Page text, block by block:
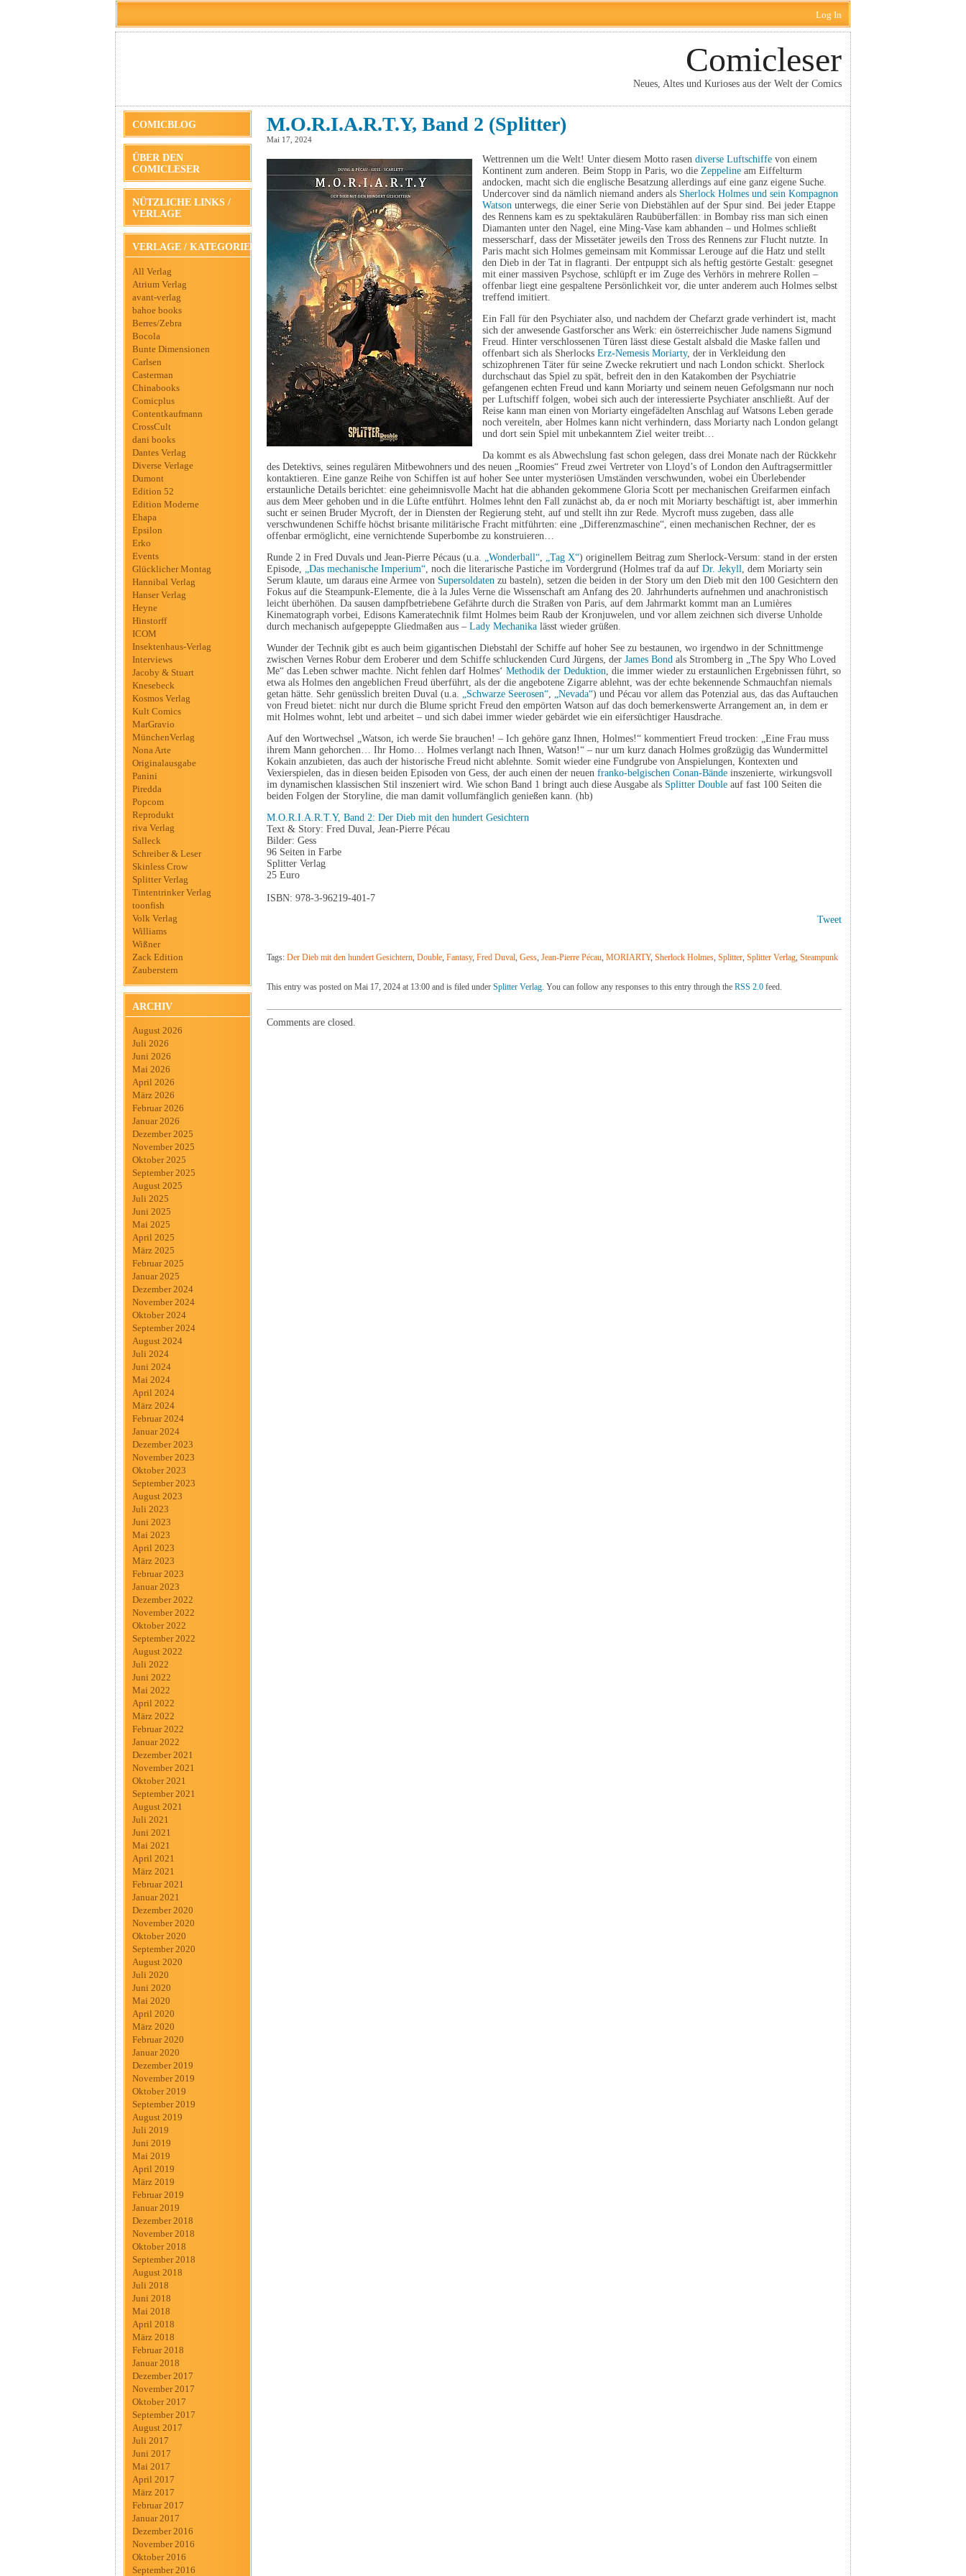
Log In
Comicleser
Neues, Altes und Kurioses aus der Welt der Comics
COMICBLOG
ÜBER DEN
COMICLESER
NÜTZLICHE LINKS /
VERLAGE
VERLAGE / KATEGORIEN
All Verlag
Atrium Verlag
avant-verlag
bahoe books
Berres/Zebra
Bocola
Bunte Dimensionen
Carlsen
Casterman
Chinabooks
Comicplus
Contentkaufmann
CrossCult
dani books
Dantes Verlag
Diverse Verlage
Dumont
Edition 52
Edition Moderne
Ehapa
Epsilon
Erko
Events
Glücklicher Montag
Hannibal Verlag
Hanser Verlag
Heyne
Hinstorff
ICOM
Insektenhaus-Verlag
Interviews
Jacoby & Stuart
Knesebeck
Kosmos Verlag
Kult Comics
MarGravio
MünchenVerlag
Nona Arte
Originalausgabe
Panini
Piredda
Popcom
Reprodukt
riva Verlag
Salleck
Schreiber & Leser
Skinless Crow
Splitter Verlag
Tintentrinker Verlag
toonfish
Volk Verlag
Williams
Wißner
Zack Edition
Zauberstern
ARCHIV
August 2026
Juli 2026
Juni 2026
Mai 2026
April 2026
März 2026
Februar 2026
Januar 2026
Dezember 2025
November 2025
Oktober 2025
September 2025
August 2025
Juli 2025
Juni 2025
Mai 2025
April 2025
März 2025
Februar 2025
Januar 2025
Dezember 2024
November 2024
Oktober 2024
September 2024
August 2024
Juli 2024
Juni 2024
Mai 2024
April 2024
März 2024
Februar 2024
Januar 2024
Dezember 2023
November 2023
Oktober 2023
September 2023
August 2023
Juli 2023
Juni 2023
Mai 2023
April 2023
März 2023
Februar 2023
Januar 2023
Dezember 2022
November 2022
Oktober 2022
September 2022
August 2022
Juli 2022
Juni 2022
Mai 2022
April 2022
März 2022
Februar 2022
Januar 2022
Dezember 2021
November 2021
Oktober 2021
September 2021
August 2021
Juli 2021
Juni 2021
Mai 2021
April 2021
März 2021
Februar 2021
Januar 2021
Dezember 2020
November 2020
Oktober 2020
September 2020
August 2020
Juli 2020
Juni 2020
Mai 2020
April 2020
März 2020
Februar 2020
Januar 2020
Dezember 2019
November 2019
Oktober 2019
September 2019
August 2019
Juli 2019
Juni 2019
Mai 2019
April 2019
März 2019
Februar 2019
Januar 2019
Dezember 2018
November 2018
Oktober 2018
September 2018
August 2018
Juli 2018
Juni 2018
Mai 2018
April 2018
März 2018
Februar 2018
Januar 2018
Dezember 2017
November 2017
Oktober 2017
September 2017
August 2017
Juli 2017
Juni 2017
Mai 2017
April 2017
März 2017
Februar 2017
Januar 2017
Dezember 2016
November 2016
Oktober 2016
September 2016
M.O.R.I.A.R.T.Y, Band 2 (Splitter)
Mai 17, 2024
Wettrennen um die Welt! Unter diesem Motto rasen diverse Luftschiffe von einem
Kontinent zum anderen. Beim Stopp in Paris, wo die Zeppeline am Eiffelturm
andocken, macht sich die englische Besatzung allerdings auf eine ganz eigene Suche.
Undercover sind da nämlich niemand anders als Sherlock Holmes und sein Kompagnon
Watson unterwegs, die einer Serie von Diebstählen auf der Spur sind. Bei jeder Etappe
des Rennens kam es zu spektakulären Raubüberfällen: in Bombay riss man sich einen
Diamanten unter den Nagel, eine Ming-Vase kam abhanden – und Holmes schließt
messerscharf, dass der Missetäter jeweils den Tross des Rennens zur Flucht nutzte. In
Paris macht sich Holmes gemeinsam mit Kommissar Lerouge auf die Hatz und stellt
den Dieb in der Tat in flagranti. Der entpuppt sich als heftig gestörte Gestalt: gesegnet
mit einer massiven Psychose, schlüpft er im Zuge des Verhörs in mehrere Rollen –
offenbar liegt eine gespaltene Persönlichkeit vor, die unter anderem auch Holmes selbst
treffend imitiert.
Ein Fall für den Psychiater also, und nachdem der Chefarzt grade verhindert ist, macht
sich der anwesende Gastforscher ans Werk: ein österreichischer Jude namens Sigmund
Freud. Hinter verschlossenen Türen lässt diese Gestalt alsbald die Maske fallen und
offenbart sich als Sherlocks Erz-Nemesis Moriarty, der in Verkleidung den
schizophrenen Täter für seine Zwecke rekrutiert und nach London schickt. Sherlock
durchschaut das Spiel zu spät, befreit den in den Katakomben der Psychiatrie
gefangenen echten Freud und kann Moriarty und seinem neuen Gefolgsmann nur noch
per Luftschiff folgen, wobei sich auch der interessierte Psychiater anschließt. Auf der
Reise kann man einen von Moriarty eingefädelten Anschlag auf Watsons Leben gerade
noch vereiteln, aber Holmes kann nicht verhindern, dass Moriarty nach London gelangt
und dort sein Spiel mit unbekanntem Ziel weiter treibt…
Da kommt es als Abwechslung fast schon gelegen, dass drei Monate nach der Rückkehr
des Detektivs, seines regulären Mitbewohners und des neuen „Roomies“ Freud zwei Vertreter von Lloyd’s of London den Auftragsermittler
kontaktieren. Eine ganze Reihe von Schiffen ist auf hoher See unter mysteriösen Umständen verschwunden, wobei ein Überlebender
erstaunliche Details berichtet: eine geheimnisvolle Macht hat die abhanden gekommene Gloria Scott per mechanischen Greifarmen einfach
aus dem Meer gehoben und in die Lüfte entführt. Holmes lehnt den Fall zunächst ab, da er noch mit Moriarty beschäftigt ist, aber immerhin
sucht er seinen Bruder Mycroft, der in Diensten der Regierung steht, auf und stellt ihn zur Rede. Mycroft muss zugeben, dass alle
verschwundenen Schiffe höchst brisante militärische Fracht mitführten: eine „Differenzmaschine“, einen mechanischen Rechner, der es
offenbar ermöglicht, eine vernichtende Superbombe zu konstruieren…
Runde 2 in Fred Duvals und Jean-Pierre Pécaus (u.a. „Wonderball“, „Tag X“) originellem Beitrag zum Sherlock-Versum: stand in der ersten
Episode, „Das mechanische Imperium“, noch die literarische Pastiche im Vordergrund (Holmes traf da auf Dr. Jekyll, dem Moriarty sein
Serum klaute, um daraus eine Armee von Supersoldaten zu basteln), setzen die beiden in der Story um den Dieb mit den 100 Gesichtern den
Fokus auf die Steampunk-Elemente, die à la Jules Verne die Wissenschaft am Anfang des 20. Jahrhunderts aufnehmen und anachronistisch
leicht überhöhen. Da sausen dampfbetriebene Gefährte durch die Straßen von Paris, auf dem Jahrmarkt kommt man an Lumières
Kinematograph vorbei, Edisons Kameratechnik filmt Holmes beim Raub der Kronjuwelen, und vor allem zeichnen sich diverse Unholde
durch mechanisch aufgepeppte Gliedmaßen aus – Lady Mechanika lässt wieder grüßen.
Wunder der Technik gibt es auch beim gigantischen Diebstahl der Schiffe auf hoher See zu bestaunen, wo irgendwo in der Schnittmenge
zwischen Vernes Robur dem Eroberer und dem Schiffe schluckenden Curd Jürgens, der James Bond als Stromberg in „The Spy Who Loved
Me“ das Leben schwer machte. Nicht fehlen darf Holmes‘ Methodik der Deduktion, die immer wieder zu erstaunlichen Ergebnissen führt, so
etwa als Holmes den angeblichen Freud überführt, als der die angebotene Zigarre ablehnt, was der echte bekennende Schmauchfan niemals
getan hätte. Sehr genüsslich breiten Duval (u.a. „Schwarze Seerosen“, „Nevada“) und Pécau vor allem das Potenzial aus, das das Auftauchen
von Freud bietet: nicht nur durch die Blume spricht Freud den empörten Watson auf das doch bemerkenswerte Arrangement an, in dem er
mit Holmes wohnt, lebt und arbeitet – und sich dabei immer wieder gebärdet wie ein eifersüchtiger Hausdrache.
Auf den Wortwechsel „Watson, ich werde Sie brauchen! – Ich gehöre ganz Ihnen, Holmes!“ kommentiert Freud trocken: „Eine Frau muss
ihrem Mann gehorchen… Ihr Homo… Holmes verlangt nach Ihnen, Watson!“ – nur um kurz danach Holmes großzügig das Wundermittel
Kokain anzubieten, das auch der historische Freud nicht ablehnte. Somit wieder eine Fundgrube von Anspielungen, Kontexten und
Vexierspielen, das in diesen beiden Episoden von Gess, der auch einen der neuen franko-belgischen Conan-Bände inszenierte, wirkungsvoll
im dynamischen klassischen Stil inszeniert wird. Wie schon Band 1 bringt auch diese Ausgabe als Splitter Double auf fast 100 Seiten die
beiden Folgen der Storyline, die man damit vollumfänglich genießen kann. (hb)
M.O.R.I.A.R.T.Y, Band 2: Der Dieb mit den hundert Gesichtern
Text & Story: Fred Duval, Jean-Pierre Pécau
Bilder: Gess
96 Seiten in Farbe
Splitter Verlag
25 Euro
ISBN: 978-3-96219-401-7
Tweet
Tags: Der Dieb mit den hundert Gesichtern, Double, Fantasy, Fred Duval, Gess, Jean-Pierre Pécau, MORIARTY, Sherlock Holmes, Splitter, Splitter Verlag, Steampunk
This entry was posted on Mai 17, 2024 at 13:00 and is filed under Splitter Verlag. You can follow any responses to this entry through the RSS 2.0 feed.
Comments are closed.